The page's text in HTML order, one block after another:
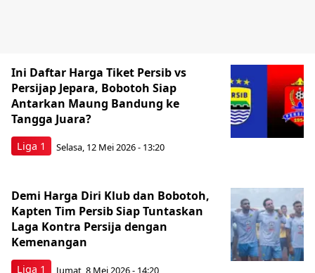
Liga 1
Ini Daftar Harga Tiket Persib vs
Persijap Jepara, Bobotoh Siap
Antarkan Maung Bandung ke
Tangga Juara?
Selasa, 12 Mei 2026 - 13:20
Liga 1
Demi Harga Diri Klub dan Bobotoh,
Kapten Tim Persib Siap Tuntaskan
Laga Kontra Persija dengan
Kemenangan
Jumat, 8 Mei 2026 - 14:20